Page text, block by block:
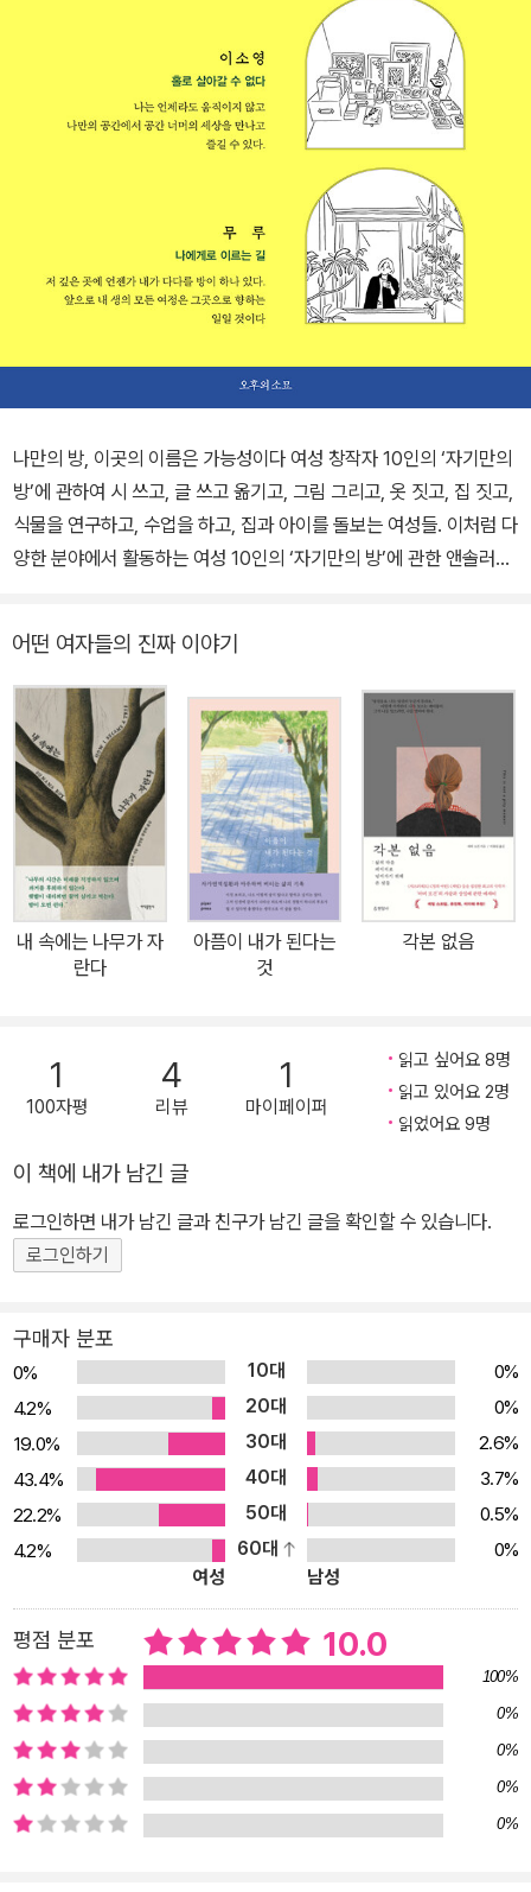
나만의 방, 이곳의 이름은 가능성이다 여성 창작자 10인의 ‘자기만의
방’에 관하여 시 쓰고, 글 쓰고 옮기고, 그림 그리고, 옷 짓고, 집 짓고,
식물을 연구하고, 수업을 하고, 집과 아이를 돌보는 여성들. 이처럼 다
양한 분야에서 활동하는 여성 10인의 ‘자기만의 방’에 관한 앤솔러지
기도 하다. 자기만의 방으로부터 스스로의 가능성을 발현하며 일과
삶을 단단히 꾸려나가는 이들의 모습 위로 우리는 각자의 방을 포개
어볼 수 있을 것이다. 어쩌면 새로운 방을 꿈꾸며 나의 가능성을 보듬
거나 창밖 너머 불빛들에 손을 흔들고 싶어질지도 모른다. 이 책은 무
엇보다 저마다의 방들을 향한 응원이니까. “빈방을 갖게 된 후에야 비
로소 태어나는 것들이 있어”(서수연) 나만의 공간, 그 안에서 자신의
가능성을 발현하며, 열린 문 너머로 나아가는 여성들의 이야기 여성
이 자기만의 방에 들어갈 때 어떤 일이 일어날까? 이 책은 버지니아
울프의 《자기만의 방》(1929)의 문제의식에서 출발했다. 울프는 10
0년 뒤라면 자기만의 방과 돈을 가진 여성들이 성의 제약 없이 자신
벌이고 있는가? 고운, 무루, 박세미, 송은정, 서수연, 신예희, 신지혜,
안희연, 이소영, 휘리. 이 열 명의 여성 창작자들이 방으로 들어간다.
그곳에서 태어나는 것은 시인, 작가, 엄마, 화가, 공예가, 번역가, 건축
이다. 스스로의 가능성을 발현하며 자신의 ‘자리’를 찾고 만들고 넓혀
온 이들은, 나만의 방으로부터 시작된 이야기가 어디까지 뻗어 나갈
수 있는지를 보여준다. 작업과 영감, 돌봄과 사랑, 기억과 상실, 고독
먼바다로 나아간다. “책상이 닻을 올리고 항해를 시작한다. 우중의 숲
길이다가도 순식간에 사막이 펼쳐지는 곳. 둥지의 알을 쓰다듬다가도
뜬금없이 번지점프를 하는 곳. 이 책상의 이름은 가능성이다. 이곳은
나의 방이다.” _안희연 “먼바다에서 내 방은 작지만 튼튼한 배가 되어
주었다. 나만의 공간에서 오롯이 혼자였던 시간 덕분에 타인에게로
힘껏 건너갈 수 있었다. … 나로 충분했던 가장 작은 방에서 타인의 방
으로, 그 너머로.” _고운 “어느 곳이든 우리의 방이 될 수 있어”(박세
미) 자기만의 방의 다채로운 형태들, 방이 데려오는 더 많은 우리의
이야기 책상 하나와 작업실 사이, 1인 가구와 5인 가구 사이, 넓게 펼
쳐진 스펙트럼 안에서 일과 삶의 형태가 모두 다른 열 명의 여성들이
써 내려간 자기만의 방은 그 조건들만큼이나 다채로운 모습을 하고
있다. 각자 방에 대한 정의도 모두 다르다. 누군가에게 방은 나를 구축
하는 것들의 집합이고, 다른 누군가에게 방은 삶의 형식을 뜻하기도
한다. 그러므로 방은 육면체의 물리적 공간만이 아니라, 시와 글이 되
고, 기억의 저장소가 되고, 몸과 정신이 머무는 옷이 되고, 내가 끝내
다다를 목적지도 될 수 있다. 때로는 간절함과 절실함으로 자기만의
어떤 여자들의 진짜 이야기
내 속에는 나무가 자
란다
아픔이 내가 된다는
것
각본 없음
1
100자평
4
리뷰
1
마이페이퍼
읽고 싶어요 8명
읽고 있어요 2명
읽었어요 9명
이 책에 내가 남긴 글
로그인하면 내가 남긴 글과 친구가 남긴 글을 확인할 수 있습니다.
로그인하기
구매자 분포
0% 10대
0%
4.2%
20대
0%
19.0%
30대
2.6%
43.4%
40대
3.7%
22.2%
50대
0.5%
4.2%
60대
0%
여성
남성
평점 분포 10.0
100%
0%
0%
0%
0%